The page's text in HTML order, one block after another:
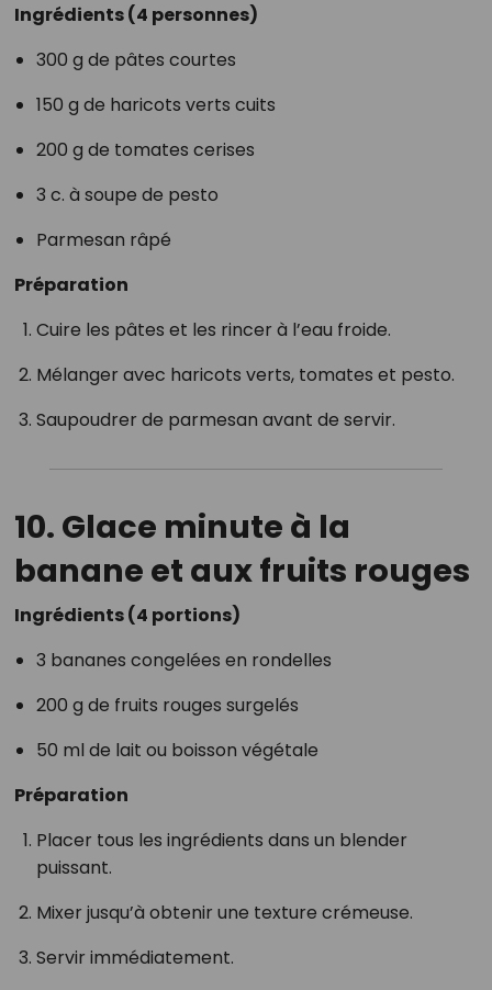
Ingrédients (4 personnes)
300 g de pâtes courtes
150 g de haricots verts cuits
200 g de tomates cerises
3 c. à soupe de pesto
Parmesan râpé
Préparation
Cuire les pâtes et les rincer à l’eau froide.
Mélanger avec haricots verts, tomates et pesto.
Saupoudrer de parmesan avant de servir.
10. Glace minute à la
banane et aux fruits rouges
Ingrédients (4 portions)
3 bananes congelées en rondelles
200 g de fruits rouges surgelés
50 ml de lait ou boisson végétale
Préparation
Placer tous les ingrédients dans un blender
puissant.
Mixer jusqu’à obtenir une texture crémeuse.
Servir immédiatement.